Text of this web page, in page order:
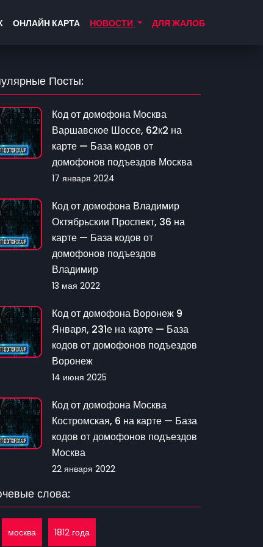
ОНЛАЙН КАРТА НОВОСТИ ДЛЯ ЖАЛОБ
Посты:
Код от домофона Москва
Варшавское Шоссе, 62к2 на
карте — База кодов от
домофонов подъездов Москва
17 января 2024
Код от домофона Владимир
Октябрьскии Проспект, 36 на
карте — База кодов от
домофонов подъездов
Владимир
13 мая 2022
Код от домофона Воронеж 9
Января, 231е на карте — База
кодов от домофонов подъездов
Воронеж
14 июня 2025
Код от домофона Москва
Костромская, 6 на карте — База
кодов от домофонов подъездов
Москва
22 января 2022
слова:
москва 1812 года